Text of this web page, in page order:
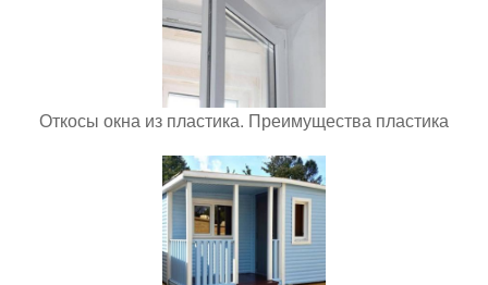
Откосы окна из пластика. Преимущества пластика